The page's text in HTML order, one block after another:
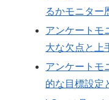
るかモニター
アンケートモ
大な欠点と上
アンケートモ
的な目標設定